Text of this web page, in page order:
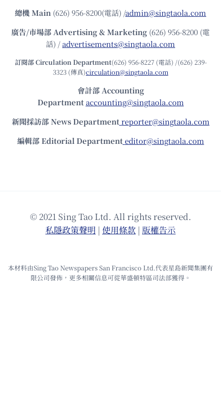
總機Main (626) 956-8200(電話) /admin@singtaola.com
廣告/市場部Advertising & Marketing (626) 956-8200 (電
話) /advertisements@singtaola.com
訂閱部 Circulation Department(626) 956-8227 (電話) /(626) 239-
3323 (傳真)circulation@singtaola.com
會計部 Accounting
Department accounting@singtaola.com
新聞採訪部 News Department reporter@singtaola.com
編輯部 Editorial Department editor@singtaola.com
© 2021 Sing Tao Ltd. All rights reserved.
私隱政策聲明 | 使⽤條款 | 版權告⽰
本材料由Sing Tao Newspapers San Francisco Ltd.代表星島新聞集團有
限公司發佈，更多相關信息可從華盛頓特區司法部獲得。